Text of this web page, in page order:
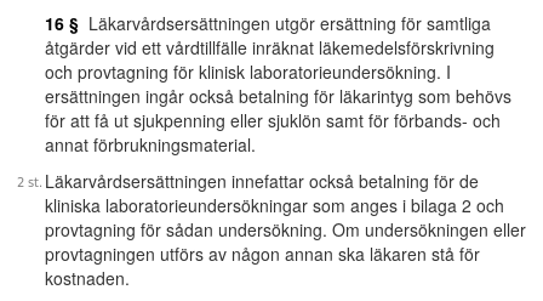
16 § Läkarvårdsersättningen utgör ersättning för samtliga
åtgärder vid ett vårdtillfälle inräknat läkemedelsförskrivning
och provtagning för klinisk laboratorieundersökning. I
ersättningen ingår också betalning för läkarintyg som behövs
för att få ut sjukpenning eller sjuklön samt för förbands- och
annat förbrukningsmaterial.
Läkarvårdsersättningen innefattar också betalning för de
kliniska laboratorieundersökningar som anges i bilaga 2 och
provtagning för sådan undersökning. Om undersökningen eller
provtagningen utförs av någon annan ska läkaren stå för
kostnaden.